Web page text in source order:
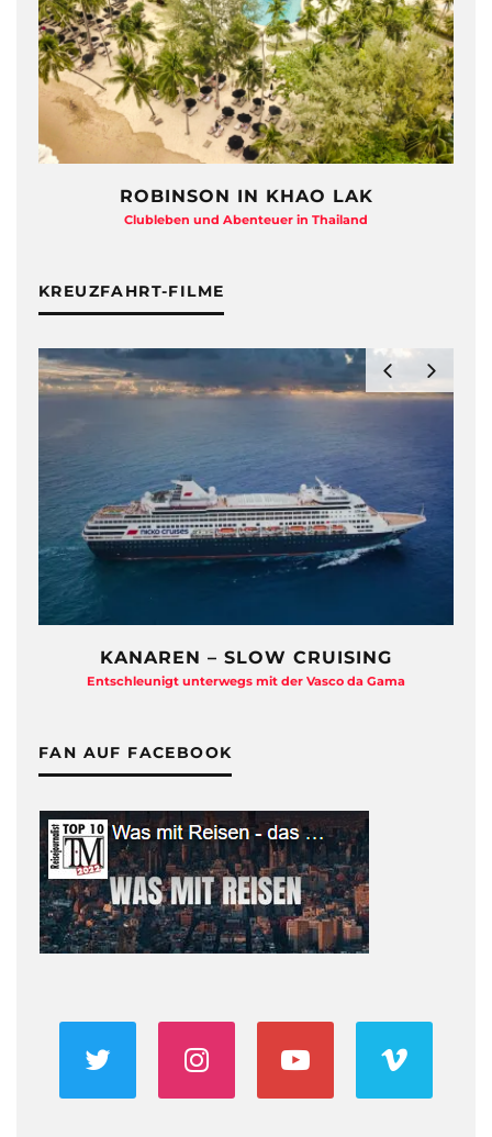
ROBINSON IN KHAO LAK
Clubleben und Abenteuer in Thailand
KREUZFAHRT-FILME
KANAREN – SLOW CRUISING
Entschleunigt unterwegs mit der Vasco da Gama
FAN AUF FACEBOOK